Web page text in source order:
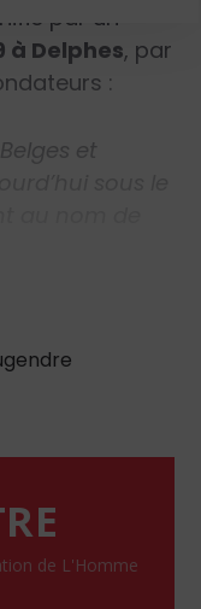
par un
à Delphes, par
:
et
de L'Homme